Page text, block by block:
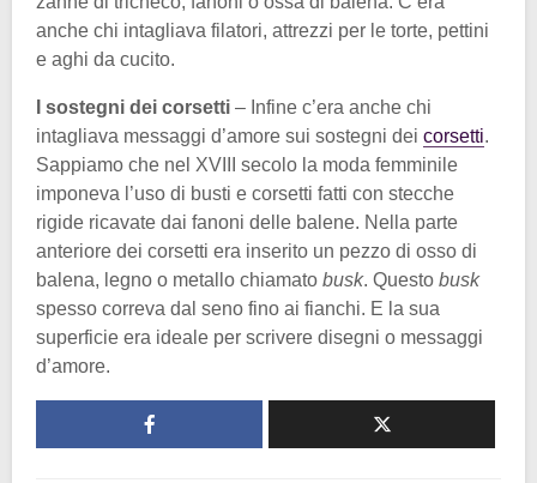
anche chi intagliava filatori, attrezzi per le torte, pettini
e aghi da cucito.
I sostegni dei corsetti – Infine c’era anche chi
intagliava messaggi d’amore sui sostegni dei corsetti.
Sappiamo che nel XVIII secolo la moda femminile
imponeva l’uso di busti e corsetti fatti con stecche
rigide ricavate dai fanoni delle balene. Nella parte
anteriore dei corsetti era inserito un pezzo di osso di
balena, legno o metallo chiamato busk. Questo busk
spesso correva dal seno fino ai fianchi. E la sua
superficie era ideale per scrivere disegni o messaggi
d’amore.